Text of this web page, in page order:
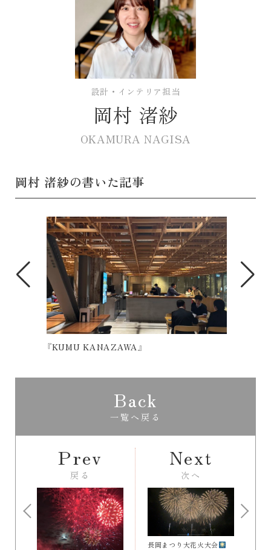
設計・インテリア担当
岡村 渚紗
OKAMURA NAGISA
岡村 渚紗の書いた記事
『KUMU KANAZAWA』
Prev
戻る
Back
一覧へ戻る
長岡まつり大花火大会
Next
次へ